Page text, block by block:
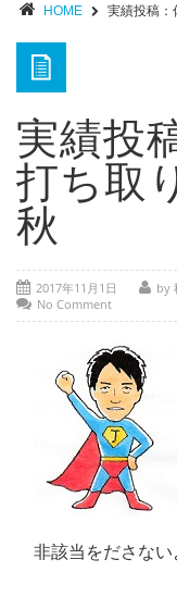
部位別症状
- 部位別解説 ～
- 高次脳機能障害
保険の百科事典
ご相談・お問い合
HOME 実績投稿
実績投
打ち取
秋
2017年11月1日 by
No Comment
非該当をださない